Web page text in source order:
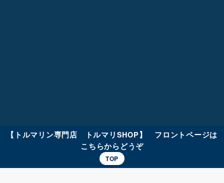
【トルマリン専門店 トルマリSHOP】 フロントページは
こちらからどうぞ
TOP